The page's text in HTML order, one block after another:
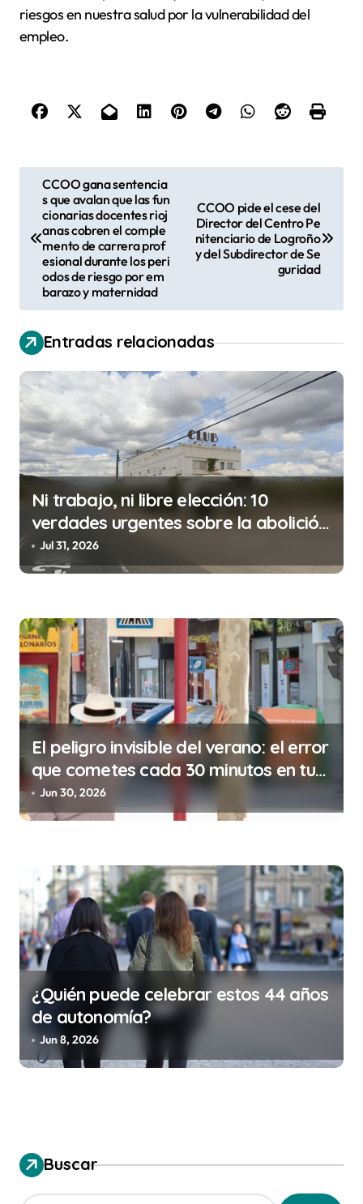
riesgos en nuestra salud por la vulnerabilidad del
empleo.
a
c
i
ó
n
d
e
e
t
r
d
a
s
CCOO gana sentencia
s que avalan que las fun
cionarias docentes rioj
anas cobren el comple
mento de carrera prof
esional durante los peri
odos de riesgo por em
barazo y maternidad
CCOO pide el cese del
Director del Centro Pe
nitenciario de Logroño
y del Subdirector de Se
guridad
Entradas relacionadas
Ni trabajo, ni libre elección: 10
verdades urgentes sobre la abolición
de la prostitución
Jul 31, 2026
El peligro invisible del verano: el error
que cometes cada 30 minutos en tu
trabajo (y la ilegalidad que te puede
costar la vida)
Jun 30, 2026
¿Quién puede celebrar estos 44 años
de autonomía?
Jun 8, 2026
Buscar